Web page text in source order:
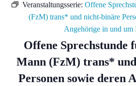
Veranstaltungsserie: Offene
(FzM) trans* und nicht-binäre
Angehörige in und um
Offene Sprechstunde
Mann (FzM) trans*
Personen sowie deren